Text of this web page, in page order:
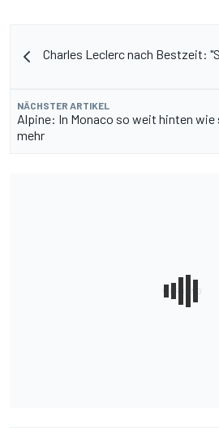
Charles Leclerc nach Bestzeit:
NÄCHSTER ARTIKEL
Alpine: In Monaco so weit hinten
mehr